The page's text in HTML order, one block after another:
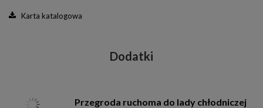
Karta katalogowa
Dodatki
Przegroda ruchoma do lady chłodniczej